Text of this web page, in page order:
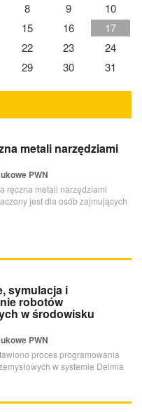
8 9
10
15 16
17
22 23
24
29 30 31
metali narzędziami
PWN
ręczna metali narzędziami
jest dla osób zajmujących
symulacja i
robotów
w środowisku
PWN
proces programowania
w systemie Delmia